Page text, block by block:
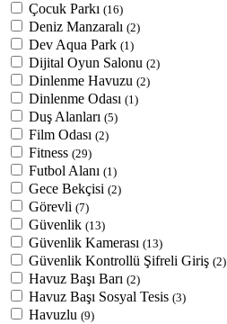
Çocuk Parkı (16)
Deniz Manzaralı (2)
Dev Aqua Park (1)
Dijital Oyun Salonu (2)
Dinlenme Havuzu (2)
Dinlenme Odası (1)
Duş Alanları (5)
Film Odası (2)
Fitness (29)
Futbol Alanı (1)
Gece Bekçisi (2)
Görevli (7)
Güvenlik (13)
Güvenlik Kamerası (13)
Güvenlik Kontrollü Şifreli Giriş (2)
Havuz Başı Barı (2)
Havuz Başı Sosyal Tesis (3)
Havuzlu (9)